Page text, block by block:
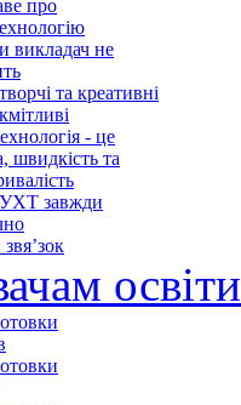
про
викладач не
та креативні
- це
швидкість та
завжди
освіти